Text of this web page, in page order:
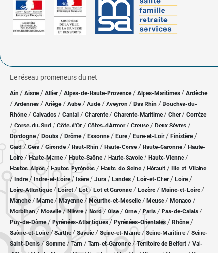
Le réseau promeneurs du net
Ain / Aisne/ Allier/ Alpes-de-Haute-Provence / Alpes-Maritimes / Ardèche
/ Ardennes / Ariège/ Aube/ Aude / Aveyron / Bas Rhin / Bouches-du-
Rhône/ Calvados / Cantal / Charente / Charente-Maritime/ Cher / Corrèze
/ Corse-du-Sud / Côte-d'Or / Côtes-d'Armor/ Creuse/ Deux Sèvres /
Dordogne/ Doubs / Drôme/ Essonne / Eure/ Eure-et-Loir / Finistère/
Gard/Gers / Gironde/ Haut-Rhin / Haute-Corse/ Haute-Garonne/ Haute-
Loire/Haute-Marne/ Haute-Saône/ Haute-Savoie/ Haute-Vienne/
Hautes-Alpes/ Hautes-Pyrénées / Hauts-de-Seine/ Hérault / Ille-et-Vilaine
/ Indre/ Indre-et-Loire/ Isère/ Jura / Landes / Loir-et-Cher/ Loire/
Loire-Atlantique/ Loiret / Lot/ Lot et Garonne/ Lozère / Maine-et-Loire/
Manche/ Marne/ Mayenne/ Meurthe-et-Moselle/ Meuse/ Monaco /
Morbihan/ Moselle/ Nièvre / Nord/ Oise / Orne/Paris / Pas-de-Calais /
Puy-de-Dôme/ Pyrénées-Atlantiques / Pyrénées-Orientales / Rhône/
Saône-et-Loire/ Sarthe/ Savoie/ Seine-et-Marne/ Seine-Maritime/ Seine-
Saint-Denis /Somme/ Tarn / Tarn-et-Garonne/Territoire de Belfort / Val-